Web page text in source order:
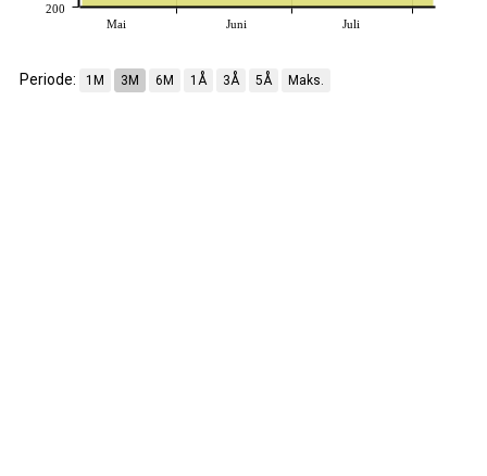
Mai Juni Juli
200
Periode: 1M 3M 6M 1Å 3Å 5Å Maks.